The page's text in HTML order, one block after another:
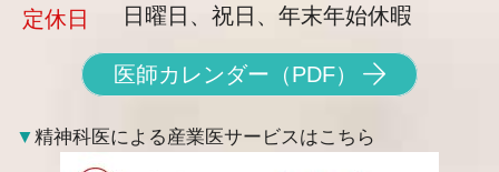
定休日 日曜日、祝日、年末年始休暇
医師カレンダー（PDF）
▼精神科医による産業医サービスはこちら